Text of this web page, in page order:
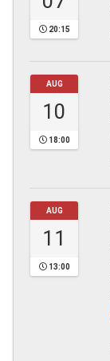
20:15
AUG
10
18:00
AUG
11
13:00